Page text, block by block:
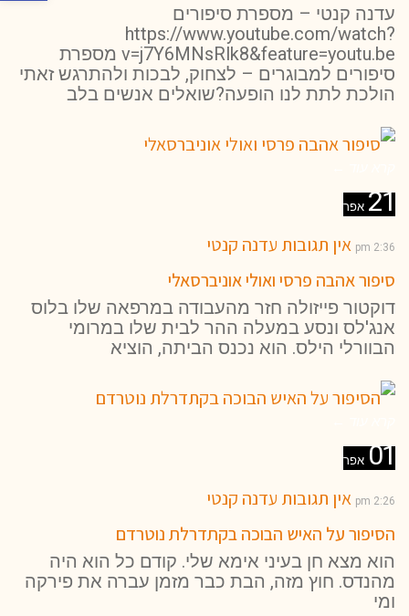
עדנה קנטי – מספרת סיפורים
https://www.youtube.com/watch?
v=j7Y6MNsRlk8&feature=youtu.be מספרת
סיפורים למבוגרים – לצחוק, לבכות ולהתרגש זאתי
הולכת לתת לנו הופעה?שואלים אנשים בלב
21 אפר
2:36 pm אין תגובות עדנה קנטי
סיפור אהבה פרסי ואולי אוניברסאלי
דוקטור פייזולה חזר מהעבודה במרפאה שלו בלוס
אנג'לס ונסע במעלה ההר לבית שלו במרומי
הבוורלי הילס. הוא נכנס הביתה, הוציא
01 אפר
2:26 pm אין תגובות עדנה קנטי
הסיפור על האיש הבוכה בקתדרלת נוטרדם
הוא מצא חן בעיני אימא שלי. קודם כל הוא היה
מהנדס. חוץ מזה, הבת כבר מזמן עברה את פירקה
ומי